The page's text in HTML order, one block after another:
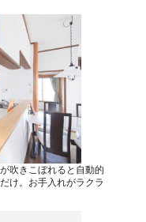
吹きこぼれると自動的
け。お手入れがラクラ